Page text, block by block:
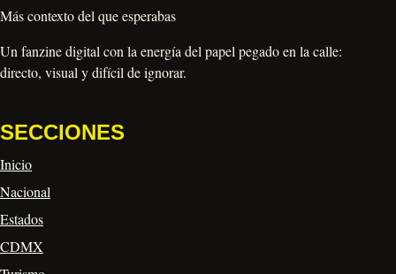
Más contexto del que esperabas
Un fanzine digital con la energía del papel pegado en la calle:
directo, visual y difícil de ignorar.
SECCIONES
Inicio
Nacional
Estados
CDMX